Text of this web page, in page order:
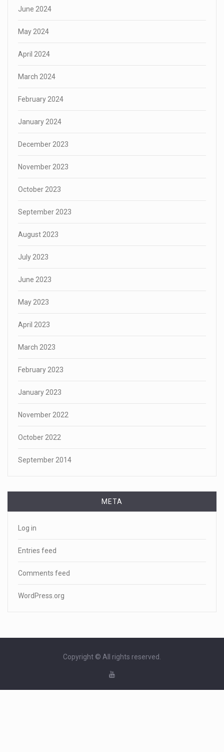
June 2024
May 2024
April 2024
March 2024
February 2024
January 2024
December 2023
November 2023
October 2023
September 2023
August 2023
July 2023
June 2023
May 2023
April 2023
March 2023
February 2023
January 2023
November 2022
October 2022
September 2014
META
Log in
Entries feed
Comments feed
WordPress.org
Copyright © All rights reserved.